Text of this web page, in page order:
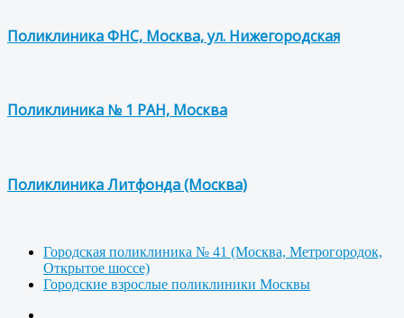
Поликлиника ФНС, Москва, ул. Нижегородская
Поликлиника № 1 РАН, Москва
Поликлиника Литфонда (Москва)
Городская поликлиника № 41 (Москва, Метрогородок,
Открытое шоссе)
Городские взрослые поликлиники Москвы